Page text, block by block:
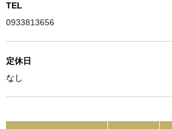
TEL
0933813656
定休日
なし